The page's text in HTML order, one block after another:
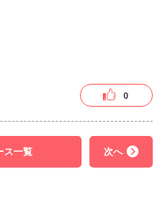
0
ス一覧 次へ